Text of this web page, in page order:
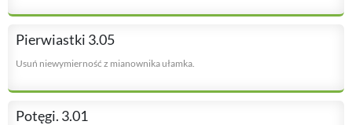
Pierwiastki 3.05
Usuń niewymierność z mianownika ułamka.
Potęgi. 3.01